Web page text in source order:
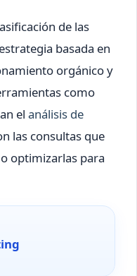
de las
basada en
orgánico y
como
el análisis de
las consultas que
optimizarlas para